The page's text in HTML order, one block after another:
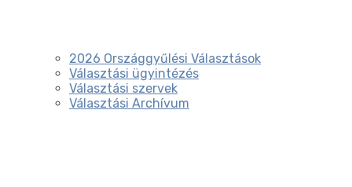
2026 Országgyűlési Választások
Választási ügyintézés
Választási szervek
Választási Archívum